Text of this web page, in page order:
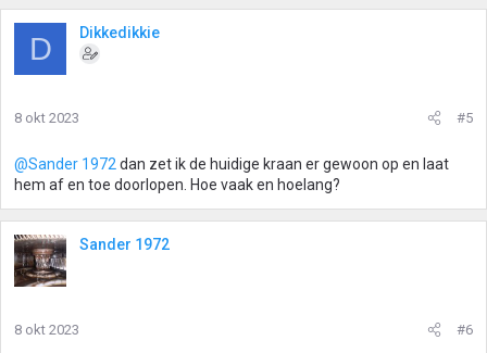
a
n
e
n
:
D Dikkedikkie
8 okt 2023 #5
@Sander 1972 dan zet ik de huidige kraan er gewoon op en laat
hem af en toe doorlopen. Hoe vaak en hoelang?
Sander 1972
8 okt 2023 #6